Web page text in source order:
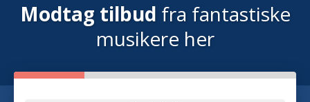
Modtag tilbud fra fantastiske
musikere her